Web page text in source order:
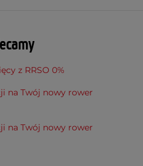
z RRSO 0%
na Twój nowy rower
na Twój nowy rower